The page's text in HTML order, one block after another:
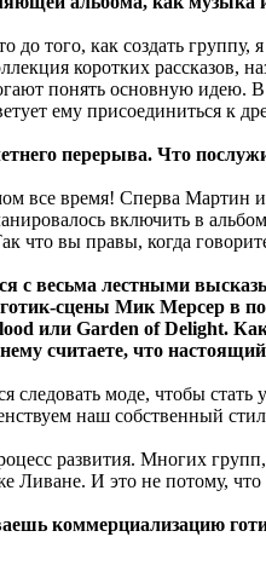
до того, как создать
коротких
понять основную идею. В
ему присоединиться к
перерыва. Что
все время! Сперва Мартин
включить в
что вы правы, когда
с весьма лестными
сцены Мик Мерсер в
или Garden of Delight.
считаете, что
моде, чтобы стать
наш собственный
развития. Многих
Ливане. И это не потому, что
коммерциализацию